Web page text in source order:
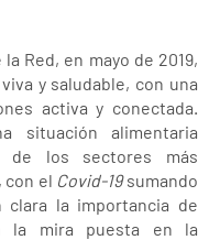
Red, en mayo de 2019,
y saludable, con una
activa y conectada.
situación alimentaria
de los sectores más
con el Covid-19sumando
clara la importancia de
la mira puesta en la